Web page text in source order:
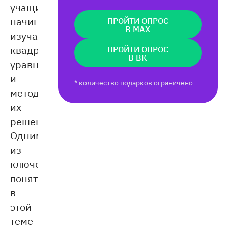
учащиеся
начинают
изучать
квадратные
уравнения
и
методы
их
решения.
Одним
из
ключевых
понятий
в
этой
теме
ПРОЙТИ ОПРОС
В MAX
ПРОЙТИ ОПРОС
В ВК
* количество подарков ограничено